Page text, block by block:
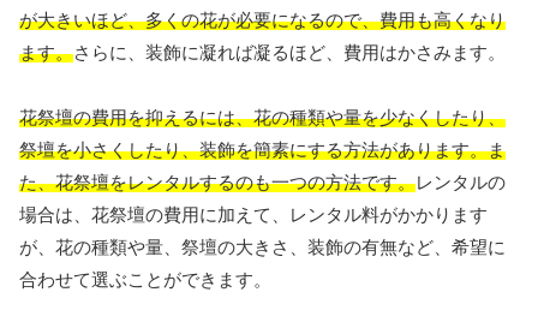
が大きいほど、多くの花が必要になるので、費用も高くなり
ます。さらに、装飾に凝れば凝るほど、費用はかさみます。
花祭壇の費用を抑えるには、花の種類や量を少なくしたり、
祭壇を小さくしたり、装飾を簡素にする方法があります。ま
た、花祭壇をレンタルするのも一つの方法です。レンタルの
場合は、花祭壇の費用に加えて、レンタル料がかかります
が、花の種類や量、祭壇の大きさ、装飾の有無など、希望に
合わせて選ぶことができます。